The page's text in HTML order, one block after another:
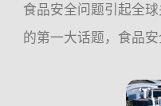
食品安全问题引起全
的第一大话题，食品
括社会公众，食品从